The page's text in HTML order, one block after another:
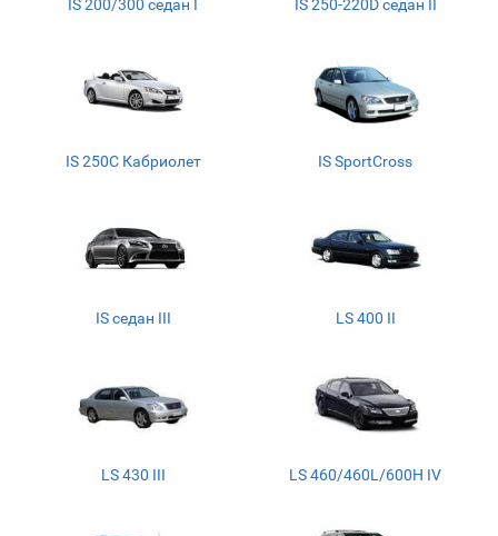
IS 200/300 седан I IS 250-220D седан II
IS 250C Кабриолет IS SportCross
IS седан III LS 400 II
LS 430 III LS 460/460L/600H IV